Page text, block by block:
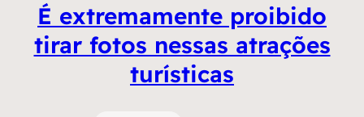
É extremamente proibido
tirar fotos nessas atrações
turísticas